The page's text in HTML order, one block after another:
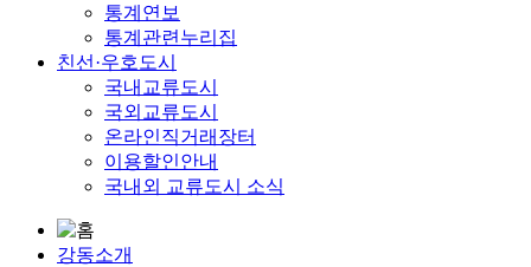
통계연보
통계관련누리집
친선·우호도시
국내교류도시
국외교류도시
온라인직거래장터
이용할인안내
국내외 교류도시 소식
강동소개